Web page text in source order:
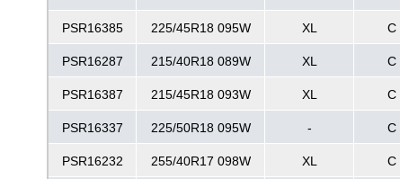
PSR16385 225/45R18 095W XL C
PSR16287 215/40R18 089W XL C
PSR16387 215/45R18 093W XL C
PSR16337 225/50R18 095W - C
PSR16232 255/40R17 098W XL C